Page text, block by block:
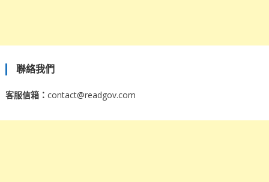
聯絡我們
客服信箱： contact@readgov.com